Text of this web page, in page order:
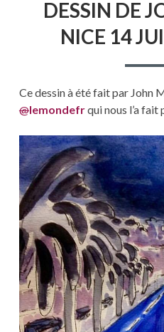
DESSIN DE
NICE 14
Ce dessin à été fait par John
@lemondefrqui nous l’a fait